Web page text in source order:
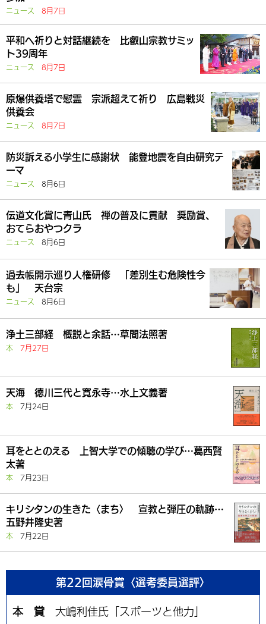
ニュース 8月7日
平和へ祈りと対話継続を 比叡山宗教サミッ
ト39周年
ニュース 8月7日
原爆供養塔で慰霊 宗派超えて祈り 広島戦災
供養会
ニュース 8月7日
防災訴える小学生に感謝状 能登地震を自由研究テ
ーマ
ニュース 8月6日
伝道文化賞に青山氏 禅の普及に貢献 奨励賞、
おてらおやつクラ
ニュース 8月6日
過去帳開示巡り人権研修 「差別生む危険性今
も」 天台宗
ニュース 8月6日
浄土三部経 概説と余話…草間法照著
本 7月27日
天海 徳川三代と寛永寺…水上文義著
本 7月24日
耳をととのえる 上智大学での傾聴の学び…葛西賢
太著
本 7月23日
キリシタンの生きた〈まち〉 宣教と弾圧の軌跡…
五野井隆史著
本 7月22日
第22回涙骨賞〈選考委員選評〉
本 賞 大嶋利佳氏「スポーツと他力」